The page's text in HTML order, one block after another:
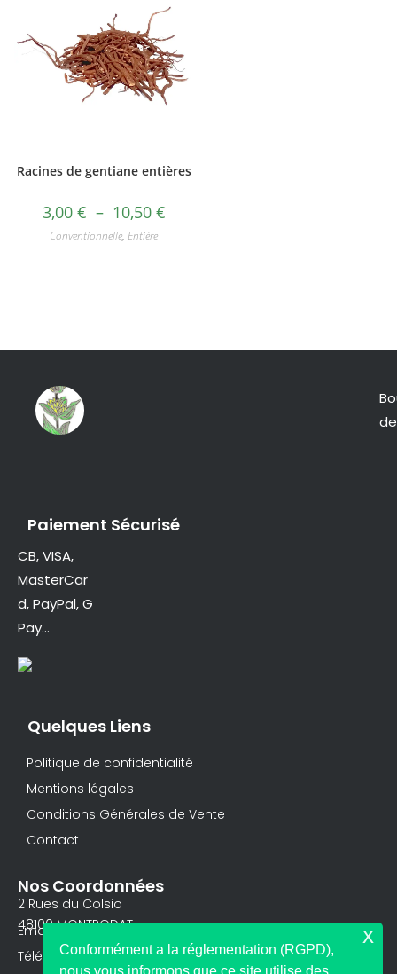
Racines de gentiane entières
3,00 € – 10,50 €
Conventionnelle, Entière
Paiement Sécurisé
CB, VISA,
MasterCar
d, PayPal, G
Pay…
Quelques Liens
Politique de confidentialité
Mentions légales
Conditions Générales de Vente
Contact
Nos Coordonnées
2 Rues du Colsio
48100 MONTRODAT
Email: contact@racine-gentiane.com
Téléphone: 0686171746
Conformément a la réglementation (RGPD),
nous vous informons que ce site utilise des
x